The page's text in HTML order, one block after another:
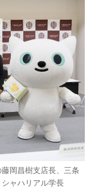
岡昌樹支店長、三条
ャハリアル学長